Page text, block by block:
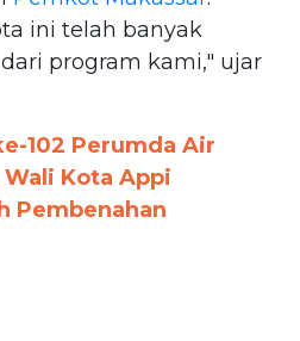
ini telah banyak
program kami," ujar
102 Perumda Air
Kota Appi
Pembenahan